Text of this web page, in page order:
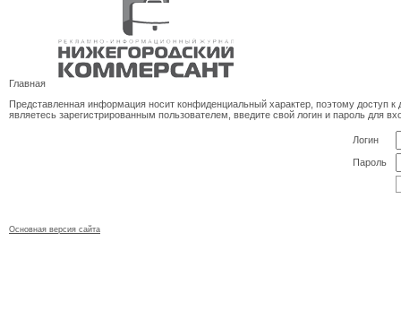
Главная
Представленная информация носит конфиденциальный характер, поэтому доступ
являетесь зарегистрированным пользователем, введите свой логин и пароль для
Логин
Пароль
Основная версия сайта